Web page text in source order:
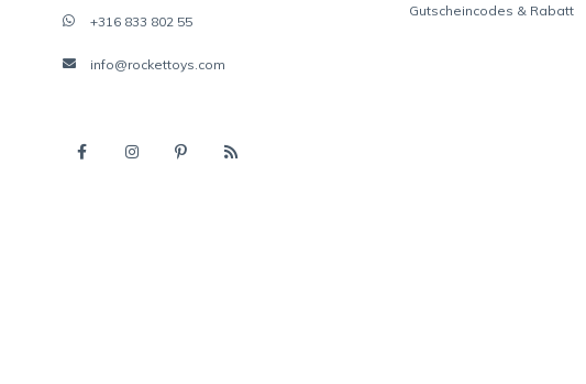
+316 833 802 55
info@rockettoys.com
Gutscheincodes & Rabatt